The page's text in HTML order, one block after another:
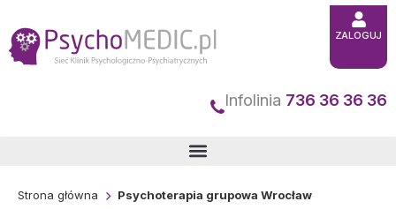
do
treści
Infolinia 736 36 36 36
ZALOGUJ
Strona główna Psychoterapia grupowa Wrocław